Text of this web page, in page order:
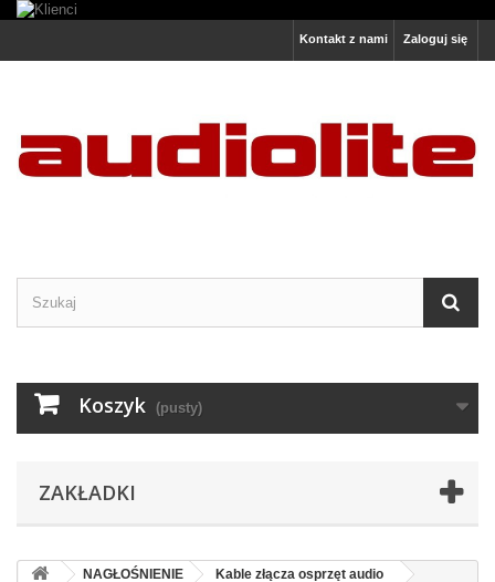
Zaloguj się
Kontakt z nami
Koszyk (pusty)
ZAKŁADKI
NAGŁOŚNIENIE
Kable złącza osprzęt audio